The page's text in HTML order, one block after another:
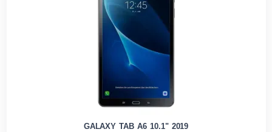
GALAXY TAB A6 10.1" 2019